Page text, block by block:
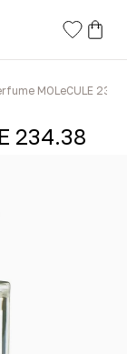
MOLeCULE
234.38